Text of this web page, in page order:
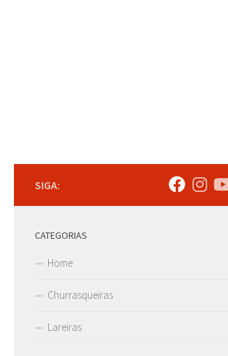
SIGA:
CATEGORIAS
Home
Churrasqueiras
Lareiras